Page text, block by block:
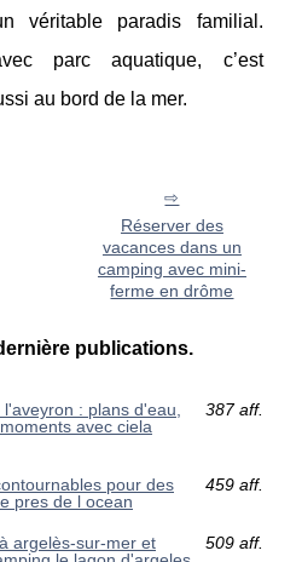
véritable paradis familial.
parc aquatique, c’est
au bord de la mer.
Réserver des
vacances dans un
camping avec mini-
ferme en drôme
publications.
: plans d'eau,
avec ciela
387 aff.
pour des
pres de l ocean
459 aff.
argelès-sur-mer et
509 aff.